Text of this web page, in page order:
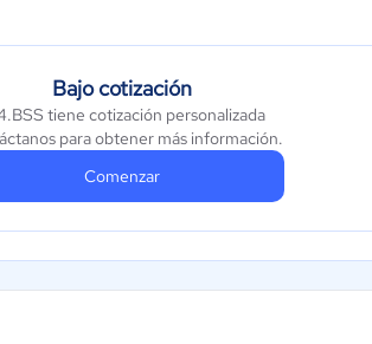
Bajo cotización
tiene cotización personalizada
para obtener más información.
Comenzar